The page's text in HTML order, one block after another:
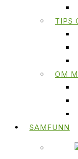
TIPS
OM
SAMFUNN